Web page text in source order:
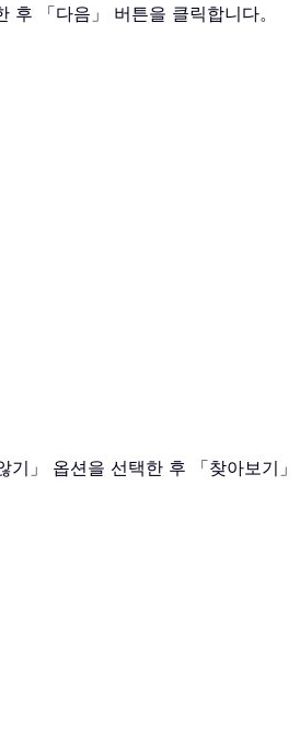
「다음」 버튼을 클릭합니다。
」 옵션을 선택한 후 「찾아보기」